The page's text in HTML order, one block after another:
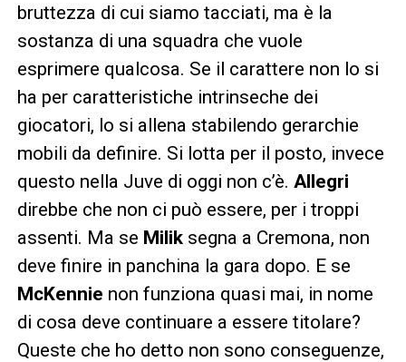
bruttezza di cui siamo tacciati, ma è la
sostanza di una squadra che vuole
esprimere qualcosa. Se il carattere non lo si
ha per caratteristiche intrinseche dei
giocatori, lo si allena stabilendo gerarchie
mobili da definire. Si lotta per il posto, invece
questo nella Juve di oggi non c’è. Allegri
direbbe che non ci può essere, per i troppi
assenti. Ma se Miliksegna a Cremona, non
deve finire in panchina la gara dopo. E se
McKennie non funziona quasi mai, in nome
di cosa deve continuare a essere titolare?
Queste che ho detto non sono conseguenze,